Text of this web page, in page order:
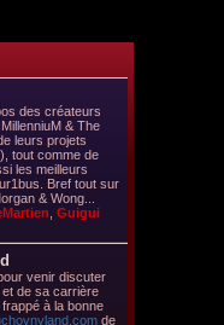
des créateurs
& The
leurs projets
tout comme de
les meilleurs
Bref tout sur
& Wong...
Guigui
venir discuter
de sa carrière
à la bonne
de